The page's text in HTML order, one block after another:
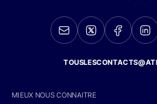
MIEUX NOUS CONNAITRE